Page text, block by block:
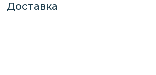
Доставка